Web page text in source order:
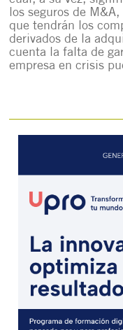
los seguros de
que tendrán los
derivados de la
cuenta la falta de
empresa en crisis